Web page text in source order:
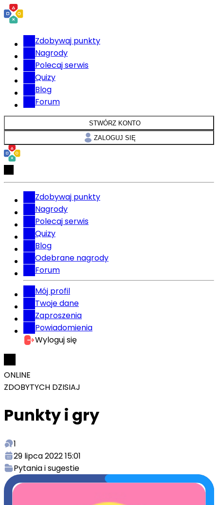
Zdobywaj punkty
Nagrody
Polecaj serwis
Quizy
Blog
Forum
STWÓRZ KONTO
ZALOGUJ SIĘ
Zdobywaj punkty
Nagrody
Polecaj serwis
Quizy
Blog
Odebrane nagrody
Forum
Mój profil
Twoje dane
Zaproszenia
Powiadomienia
Wyloguj się
ONLINE
ZDOBYTYCH DZISIAJ
Punkty i gry
1
29 lipca 2022 15:01
Pytania i sugestie